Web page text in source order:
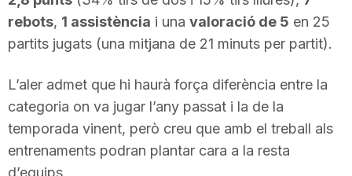
a
g
rebots, 1 assistència i una valoració de 5 en 25
partits jugats (una mitjana de 21 minuts per partit).
L’aler admet que hi haurà força diferència entre la
categoria on va jugar l’any passat i la de la
temporada vinent, però creu que amb el treball als
entrenaments podran plantar cara a la resta